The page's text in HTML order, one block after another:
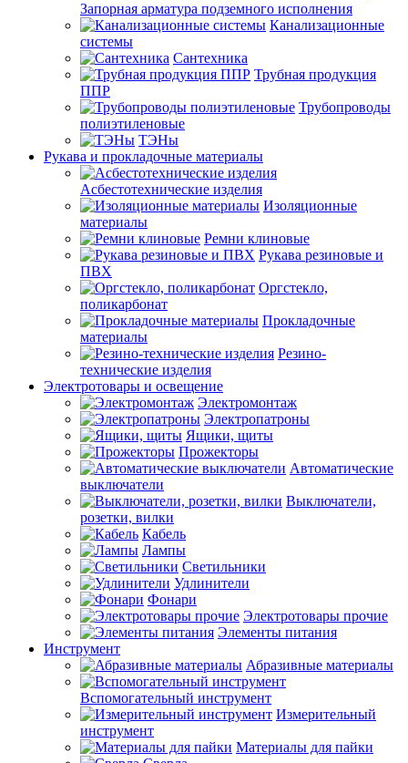
Запорная арматура подземного исполнения
Канализационные
системы
Сантехника
Трубная продукция
ППР
Трубопроводы
полиэтиленовые
ТЭНы
Рукава и прокладочные материалы
Асбестотехнические изделия
Изоляционные
материалы
Ремни клиновые
Рукава резиновые и
ПВХ
Оргстекло,
поликарбонат
Прокладочные
материалы
Резино-
технические изделия
Электротовары и освещение
Электромонтаж
Электропатроны
Ящики, щиты
Прожекторы
Автоматические
выключатели
Выключатели,
розетки, вилки
Кабель
Лампы
Светильники
Удлинители
Фонари
Электротовары прочие
Элементы питания
Инструмент
Абразивные материалы
Вспомогательный инструмент
Измерительный
инструмент
Материалы для пайки